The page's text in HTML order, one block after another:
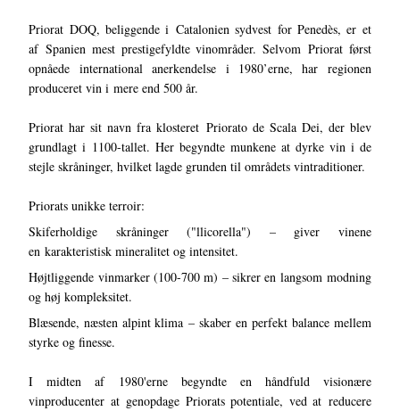
Priorat DOQ, beliggende i Catalonien sydvest for Penedès, er et
af Spanien mest prestigefyldte vinområder. Selvom Priorat først
opnåede international anerkendelse i 1980’erne, har regionen
produceret vin i mere end 500 år.
Priorat har sit navn fra klosteret Priorato de Scala Dei, der blev
grundlagt i 1100-tallet. Her begyndte munkene at dyrke vin i de
stejle skråninger, hvilket lagde grunden til områdets vintraditioner.
Priorats unikke terroir:
Skiferholdige skråninger ("llicorella") – giver vinene
en karakteristisk mineralitet og intensitet.
Højtliggende vinmarker (100-700 m) – sikrer en langsom modning
og høj kompleksitet.
Blæsende, næsten alpint klima – skaber en perfekt balance mellem
styrke og finesse.
I midten af 1980'erne begyndte en håndfuld visionære
vinproducenter at genopdage Priorats potentiale, ved at reducere